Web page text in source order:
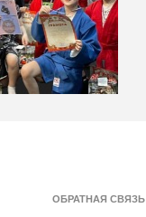
ОБРАТНАЯ СВЯЗЬ